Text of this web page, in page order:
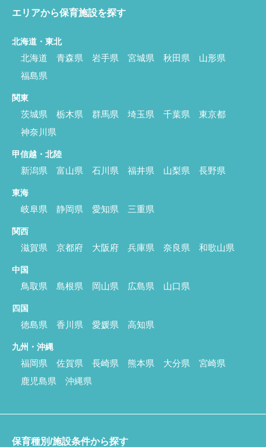
エリアから保育施設を探す
北海道・東北
北海道 青森県 岩手県 宮城県 秋田県
山形県
福島県
関東
茨城県 栃木県 群馬県 埼玉県 千葉県
東京都
神奈川県
甲信越・北陸
新潟県 富山県 石川県 福井県 山梨県 長野県
東海
岐阜県 静岡県 愛知県 三重県
関西
滋賀県 京都府 大阪府 兵庫県 奈良県 和歌山県
中国
鳥取県 島根県 岡山県 広島県 山口県
四国
徳島県 香川県 愛媛県 高知県
九州・沖縄
福岡県 佐賀県 長崎県 熊本県 大分県
宮崎県
鹿児島県
沖縄県
保育種別/施設条件から探す